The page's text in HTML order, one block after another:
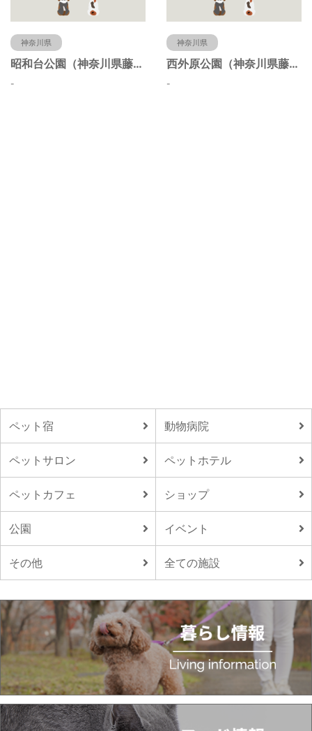
神奈川県
昭和台公園（神奈川県藤沢市）
-
神奈川県
西外原公園（神奈川県藤沢市）
-
ペット宿 動物病院
ペットサロン ペットホテル
ペットカフェ ショップ
公園 イベント
その他 全ての施設